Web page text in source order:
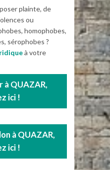
plainte, de
ou
homophobes,
sérophobes ?
à votre
à QUAZAR,
ici !
à QUAZAR,
ici !